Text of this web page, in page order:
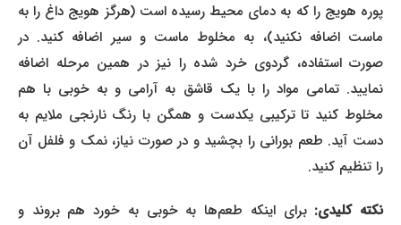
پوره هویج را که به دمای محیط رسیده است (هرگز هویج داغ را به
ماست اضافه نکنید)، به مخلوط ماست و سیر اضافه کنید. در
صورت استفاده، گردوی خرد شده را نیز در همین مرحله اضافه
نمایید. تمامی مواد را با یک قاشق به آرامی و به خوبی با هم
مخلوط کنید تا ترکیبی یکدست و همگن با رنگ نارنجی ملایم به
دست آید. طعم بورانی را بچشید و در صورت نیاز، نمک و فلفل آن
را تنظیم کنید.
نکته کلیدی:برای اینکه طعم‌ها به خوبی به خورد هم بروند و